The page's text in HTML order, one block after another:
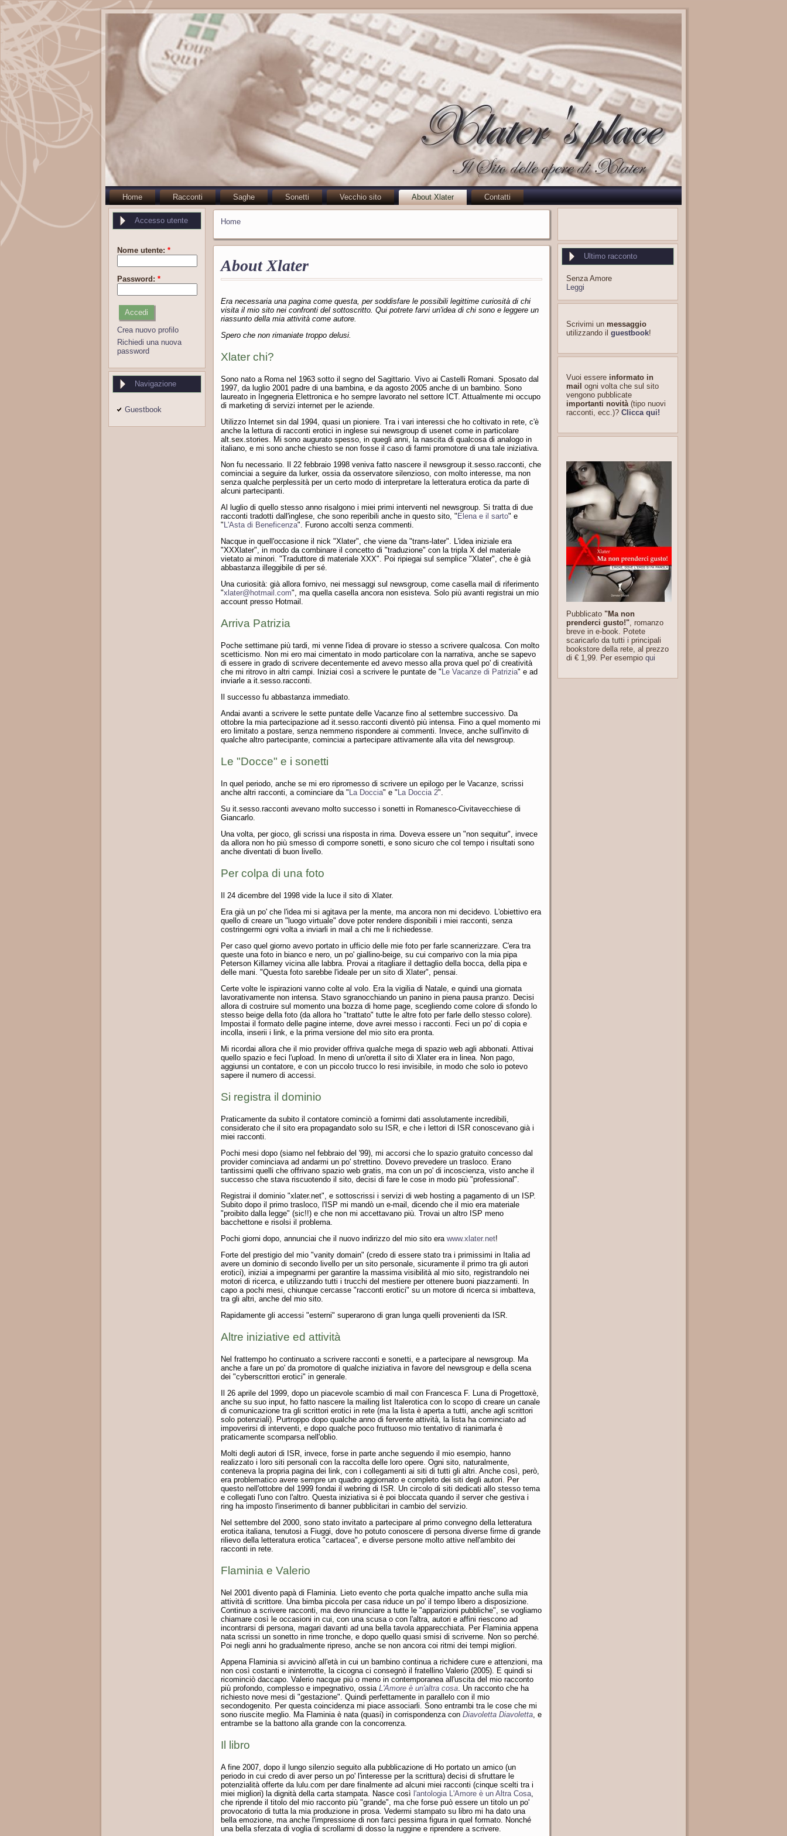
Home Racconti Saghe Sonetti Vecchio sito About Xlater Contatti
Accesso utente
Nome utente: *
Password: *
Crea nuovo profilo
Richiedi una nuova
password
Navigazione
Guestbook
Home
About Xlater
Era necessaria una pagina come questa, per soddisfare le possibili legittime curiosità di chi
visita il mio sito nei confronti del sottoscritto. Qui potrete farvi un'idea di chi sono e leggere un
riassunto della mia attività come autore.
Spero che non rimaniate troppo delusi.
Xlater chi?
Sono nato a Roma nel 1963 sotto il segno del Sagittario. Vivo ai Castelli Romani. Sposato dal
1997, da luglio 2001 padre di una bambina, e da agosto 2005 anche di un bambino. Sono
laureato in Ingegneria Elettronica e ho sempre lavorato nel settore ICT. Attualmente mi occupo
di marketing di servizi internet per le aziende.
Utilizzo Internet sin dal 1994, quasi un pioniere. Tra i vari interessi che ho coltivato in rete, c'è
anche la lettura di racconti erotici in inglese sui newsgroup di usenet come in particolare
alt.sex.stories. Mi sono augurato spesso, in quegli anni, la nascita di qualcosa di analogo in
italiano, e mi sono anche chiesto se non fosse il caso di farmi promotore di una tale iniziativa.
Non fu necessario. Il 22 febbraio 1998 veniva fatto nascere il newsgroup it.sesso.racconti, che
cominciai a seguire da lurker, ossia da osservatore silenzioso, con molto interesse, ma non
senza qualche perplessità per un certo modo di interpretare la letteratura erotica da parte di
alcuni partecipanti.
Al luglio di quello stesso anno risalgono i miei primi interventi nel newsgroup. Si tratta di due
racconti tradotti dall'inglese, che sono reperibili anche in questo sito, " Elena e il sarto" e
" L'Asta di Beneficenza". Furono accolti senza commenti.
Nacque in quell'occasione il nick "Xlater", che viene da "trans-later". L'idea iniziale era
"XXXlater", in modo da combinare il concetto di "traduzione" con la tripla X del materiale
vietato ai minori. "Traduttore di materiale XXX". Poi ripiegai sul semplice "Xlater", che è già
abbastanza illeggibile di per sé.
Una curiosità: già allora fornivo, nei messaggi sul newsgroup, come casella mail di riferimento
"xlater@hotmail.com", ma quella casella ancora non esisteva. Solo più avanti registrai un mio
account presso Hotmail.
Arriva Patrizia
Poche settimane più tardi, mi venne l'idea di provare io stesso a scrivere qualcosa. Con molto
scetticismo. Non mi ero mai cimentato in modo particolare con la narrativa, anche se sapevo
di essere in grado di scrivere decentemente ed avevo messo alla prova quel po' di creatività
che mi ritrovo in altri campi. Iniziai così a scrivere le puntate de " Le Vacanze di Patrizia" e ad
inviarle a it.sesso.racconti.
Il successo fu abbastanza immediato.
Andai avanti a scrivere le sette puntate delle Vacanze fino al settembre successivo. Da
ottobre la mia partecipazione ad it.sesso.racconti diventò più intensa. Fino a quel momento mi
ero limitato a postare, senza nemmeno rispondere ai commenti. Invece, anche sull'invito di
qualche altro partecipante, cominciai a partecipare attivamente alla vita del newsgroup.
Le "Docce" e i sonetti
In quel periodo, anche se mi ero ripromesso di scrivere un epilogo per le Vacanze, scrissi
anche altri racconti, a cominciare da " La Doccia" e " La Doccia 2".
Su it.sesso.racconti avevano molto successo i sonetti in Romanesco-Civitavecchiese di
Giancarlo.
Una volta, per gioco, gli scrissi una risposta in rima. Doveva essere un "non sequitur", invece
da allora non ho più smesso di comporre sonetti, e sono sicuro che col tempo i risultati sono
anche diventati di buon livello.
Per colpa di una foto
Il 24 dicembre del 1998 vide la luce il sito di Xlater.
Era già un po' che l'idea mi si agitava per la mente, ma ancora non mi decidevo. L'obiettivo era
quello di creare un "luogo virtuale" dove poter rendere disponibili i miei racconti, senza
costringermi ogni volta a inviarli in mail a chi me li richiedesse.
Per caso quel giorno avevo portato in ufficio delle mie foto per farle scannerizzare. C'era tra
queste una foto in bianco e nero, un po' giallino-beige, su cui comparivo con la mia pipa
Peterson Killarney vicina alle labbra. Provai a ritagliare il dettaglio della bocca, della pipa e
delle mani. "Questa foto sarebbe l'ideale per un sito di Xlater", pensai.
Certe volte le ispirazioni vanno colte al volo. Era la vigilia di Natale, e quindi una giornata
lavorativamente non intensa. Stavo sgranocchiando un panino in piena pausa pranzo. Decisi
allora di costruire sul momento una bozza di home page, scegliendo come colore di sfondo lo
stesso beige della foto (da allora ho "trattato" tutte le altre foto per farle dello stesso colore).
Impostai il formato delle pagine interne, dove avrei messo i racconti. Feci un po' di copia e
incolla, inserii i link, e la prima versione del mio sito era pronta.
Mi ricordai allora che il mio provider offriva qualche mega di spazio web agli abbonati. Attivai
quello spazio e feci l'upload. In meno di un'oretta il sito di Xlater era in linea. Non pago,
aggiunsi un contatore, e con un piccolo trucco lo resi invisibile, in modo che solo io potevo
sapere il numero di accessi.
Si registra il dominio
Praticamente da subito il contatore cominciò a fornirmi dati assolutamente incredibili,
considerato che il sito era propagandato solo su ISR, e che i lettori di ISR conoscevano già i
miei racconti.
Pochi mesi dopo (siamo nel febbraio del '99), mi accorsi che lo spazio gratuito concesso dal
provider cominciava ad andarmi un po' strettino. Dovevo prevedere un trasloco. Erano
tantissimi quelli che offrivano spazio web gratis, ma con un po' di incoscienza, visto anche il
successo che stava riscuotendo il sito, decisi di fare le cose in modo più "professional".
Registrai il dominio "xlater.net", e sottoscrissi i servizi di web hosting a pagamento di un ISP.
Subito dopo il primo trasloco, l'ISP mi mandò un e-mail, dicendo che il mio era materiale
"proibito dalla legge" (sic!!) e che non mi accettavano più. Trovai un altro ISP meno
bacchettone e risolsi il problema.
Pochi giorni dopo, annunciai che il nuovo indirizzo del mio sito era www.xlater.net!
Forte del prestigio del mio "vanity domain" (credo di essere stato tra i primissimi in Italia ad
avere un dominio di secondo livello per un sito personale, sicuramente il primo tra gli autori
erotici), iniziai a impegnarmi per garantire la massima visibilità al mio sito, registrandolo nei
motori di ricerca, e utilizzando tutti i trucchi del mestiere per ottenere buoni piazzamenti. In
capo a pochi mesi, chiunque cercasse "racconti erotici" su un motore di ricerca si imbatteva,
tra gli altri, anche del mio sito.
Rapidamente gli accessi "esterni" superarono di gran lunga quelli provenienti da ISR.
Altre iniziative ed attività
Nel frattempo ho continuato a scrivere racconti e sonetti, e a partecipare al newsgroup. Ma
anche a fare un po' da promotore di qualche iniziativa in favore del newsgroup e della scena
dei "cyberscrittori erotici" in generale.
Il 26 aprile del 1999, dopo un piacevole scambio di mail con Francesca F. Luna di Progettoxè,
anche su suo input, ho fatto nascere la mailing list Italerotica con lo scopo di creare un canale
di comunicazione tra gli scrittori erotici in rete (ma la lista è aperta a tutti, anche agli scrittori
solo potenziali). Purtroppo dopo qualche anno di fervente attività, la lista ha cominciato ad
impoverirsi di interventi, e dopo qualche poco fruttuoso mio tentativo di rianimarla è
praticamente scomparsa nell'oblio.
Molti degli autori di ISR, invece, forse in parte anche seguendo il mio esempio, hanno
realizzato i loro siti personali con la raccolta delle loro opere. Ogni sito, naturalmente,
conteneva la propria pagina dei link, con i collegamenti ai siti di tutti gli altri. Anche così, però,
era problematico avere sempre un quadro aggiornato e completo dei siti degli autori. Per
questo nell'ottobre del 1999 fondai il webring di ISR. Un circolo di siti dedicati allo stesso tema
e collegati l'uno con l'altro. Questa iniziativa si è poi bloccata quando il server che gestiva i
ring ha imposto l'inserimento di banner pubblicitari in cambio del servizio.
Nel settembre del 2000, sono stato invitato a partecipare al primo convegno della letteratura
erotica italiana, tenutosi a Fiuggi, dove ho potuto conoscere di persona diverse firme di grande
rilievo della letteratura erotica "cartacea", e diverse persone molto attive nell'ambito dei
racconti in rete.
Flaminia e Valerio
Nel 2001 divento papà di Flaminia. Lieto evento che porta qualche impatto anche sulla mia
attività di scrittore. Una bimba piccola per casa riduce un po' il tempo libero a disposizione.
Continuo a scrivere racconti, ma devo rinunciare a tutte le "apparizioni pubbliche", se vogliamo
chiamare così le occasioni in cui, con una scusa o con l'altra, autori e affini riescono ad
incontrarsi di persona, magari davanti ad una bella tavola apparecchiata. Per Flaminia appena
nata scrissi un sonetto in rime tronche, e dopo quello quasi smisi di scriverne. Non so perché.
Poi negli anni ho gradualmente ripreso, anche se non ancora coi ritmi dei tempi migliori.
Appena Flaminia si avvicinò all'età in cui un bambino continua a richidere cure e attenzioni, ma
non così costanti e ininterrotte, la cicogna ci consegnò il fratellino Valerio (2005). E quindi si
ricominciò daccapo. Valerio nacque più o meno in contemporanea all'uscita del mio racconto
più profondo, complesso e impegnativo, ossia L'Amore è un'altra cosa. Un racconto che ha
richiesto nove mesi di "gestazione". Quindi perfettamente in parallelo con il mio
secondogenito. Per questa coincidenza mi piace associarli. Sono entrambi tra le cose che mi
sono riuscite meglio. Ma Flaminia è nata (quasi) in corrispondenza con Diavoletta Diavoletta, e
entrambe se la battono alla grande con la concorrenza.
Il libro
A fine 2007, dopo il lungo silenzio seguito alla pubblicazione di Ho portato un amico (un
periodo in cui credo di aver perso un po' l'interesse per la scrittura) decisi di sfruttare le
potenzialità offerte da lulu.com per dare finalmente ad alcuni miei racconti (cinque scelti tra i
miei migliori) la dignità della carta stampata. Nasce così l'antologia L'Amore è un Altra Cosa,
che riprende il titolo del mio racconto più "grande", ma che forse può essere un titolo un po'
provocatorio di tutta la mia produzione in prosa. Vedermi stampato su libro mi ha dato una
bella emozione, ma anche l'impressione di non farci pessima figura in quel formato. Nonché
una bella sferzata di voglia di scrollarmi di dosso la ruggine e riprendere a scrivere.
Ultimo racconto
Senza Amore
Leggi
Scrivimi un messaggio
utilizzando il guestbook!
Vuoi essere informato in
mail ogni volta che sul sito
vengono pubblicate
importanti novità(tipo nuovi
racconti, ecc.)? Clicca qui!
Pubblicato "Ma non
prenderci gusto!", romanzo
breve in e-book. Potete
scaricarlo da tutti i principali
bookstore della rete, al prezzo
di € 1,99. Per esempio qui